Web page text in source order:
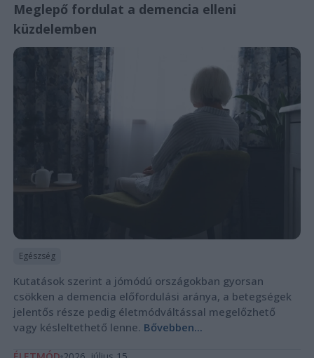
Meglepő fordulat a demencia elleni
küzdelemben
Egészség
Kutatások szerint a jómódú országokban gyorsan
csökken a demencia előfordulási aránya, a betegségek
jelentős része pedig életmódváltással megelőzhető
vagy késleltethető lenne. Bővebben...